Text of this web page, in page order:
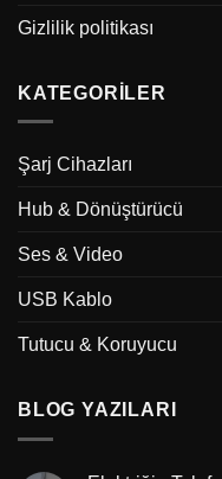
Gizlilik politikası
KATEGORILER
Şarj Cihazları
Hub & Dönüştürücü
Ses & Video
USB Kablo
Tutucu & Koruyucu
BLOG YAZILARI